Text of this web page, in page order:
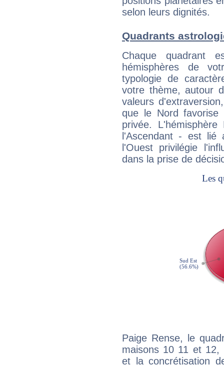
selon leurs dignités.
Quadrants
Chaque quadrant
hémisphères de
typologie de
votre thème, autour
valeurs
que le Nord favorise
privée.
l'Ascendant - est
l'Ouest privilégie
dans la prise de
Paige Rense, le
maisons 10 11 et 12,
et la concrétisation